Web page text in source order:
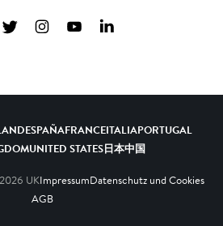
TwitterInstagramYouTubeLinkedIn
ESPAÑAFRANCEITALIAPORTUGAL
UNITED STATES日本中国
2026 UKImpressumDatenschutz und Cookies
AGB